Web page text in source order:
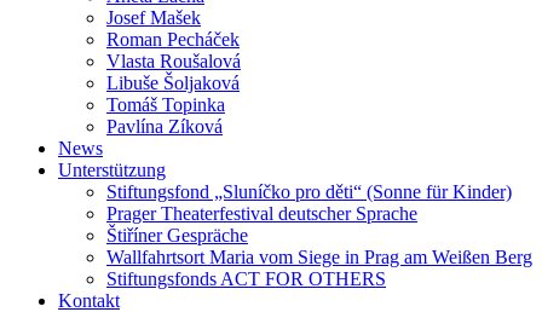
Josef Mašek
Roman Pecháček
Vlasta Roušalová
Libuše Šoljaková
Tomáš Topinka
Pavlína Zíková
News
Unterstützung
Stiftungsfond „Sluníčko pro děti“ (Sonne für Kinder)
Prager Theaterfestival deutscher Sprache
Štiříner Gespräche
Wallfahrtsort Maria vom Siege in Prag am Weißen Berg
Stiftungsfonds ACT FOR OTHERS
Kontakt